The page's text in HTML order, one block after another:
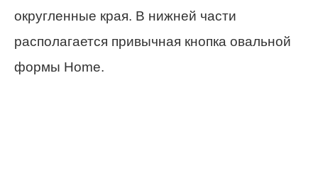
округленные края. В нижней части
располагается привычная кнопка овальной
формы Home.